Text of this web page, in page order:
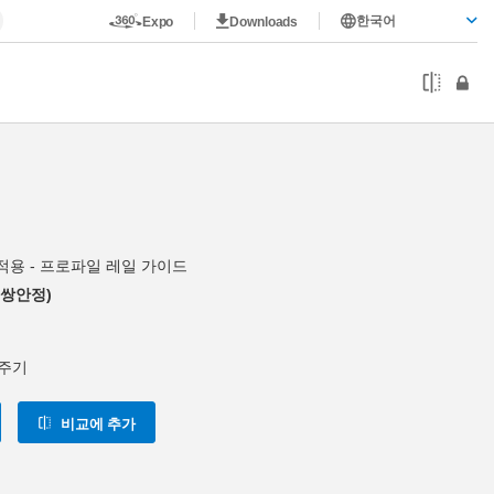
Expo Downloads 한국어
용 - 프로파일 레일 가이드
안정)
기
비교에 추가